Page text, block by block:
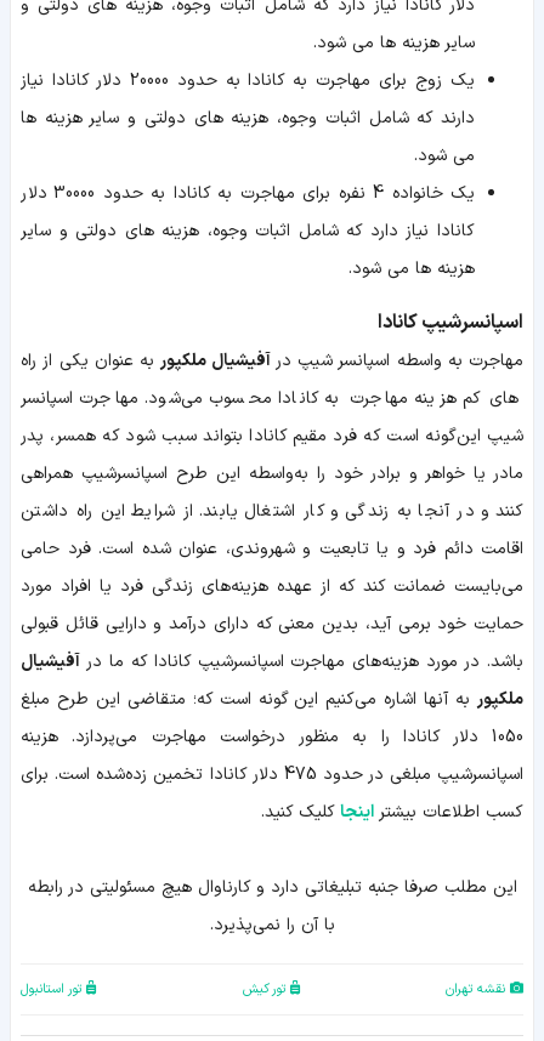
دلار کانادا نیاز دارد که شامل اثبات وجوه، هزینه های دولتی و
سایر هزینه ها می شود.
یک زوج برای مهاجرت به کانادا به حدود 20000 دلار کانادا نیاز
دارند که شامل اثبات وجوه، هزینه های دولتی و سایر هزینه ها
می شود.
یک خانواده 4 نفره برای مهاجرت به کانادا به حدود 30000 دلار
کانادا نیاز دارد که شامل اثبات وجوه، هزینه های دولتی و سایر
هزینه ها می شود.
اسپانسرشیپ کانادا
مهاجرت به‌ واسطه اسپانسر شیپ درآفیشیال ملکپوربه ‌عنوان یکی از راه‌
های کم‌ هزینه مهاجرت به کانادا محسوب می‌شود. مهاجرت اسپانسر
شیپ این‌گونه است که فرد مقیم کانادا بتواند سبب شود که همسر، پدر
مادر یا خواهر و برادر خود را به‌واسطه این طرح اسپانسرشیپ همراهی
کنند و در آنجا به زندگی و کار اشتغال یابند. از شرایط این راه داشتن
اقامت دائم فرد و یا تابعیت و شهروندی، عنوان ‌شده است. فرد حامی
می‌بایست ضمانت کند که از عهده هزینه‌های زندگی فرد یا افراد مورد
حمایت خود برمی آید، بدین معنی که دارای درآمد و دارایی قائل قبولی
باشد. در مورد هزینه‌های مهاجرت اسپانسرشیپ کانادا که ما در آفیشیال
ملکپور به آنها اشاره می‌کنیم این‌ گونه است که؛ متقاضی این طرح مبلغ
1050 دلار کانادا را به‌ منظور درخواست مهاجرت می‌پردازد. هزینه
اسپانسرشیپ مبلغی در حدود 475 دلار کانادا تخمین زده‌شده است. برای
کسب اطلاعات بیشتر اینجاکلیک کنید.
اين مطلب صرفا جنبه تبليغاتي دارد و کارناوال هيچ مسئوليتي در رابطه
با آن را نمي‌پذيرد.
نقشه تهران تور کیش تور استانبول